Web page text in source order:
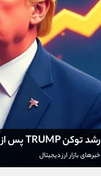
رشد توکن TRUMP پس از وعده پرداخت سود سهام 2000 دلاری
خبرهای بازار ارز دیجیتال